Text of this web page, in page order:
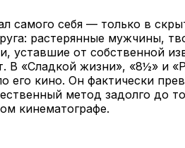
самого себя — только в
растерянные мужчины,
уставшие от собственной
В «Сладкой жизни», «8½» и
его кино. Он фактически
метод задолго до
кинематографе.